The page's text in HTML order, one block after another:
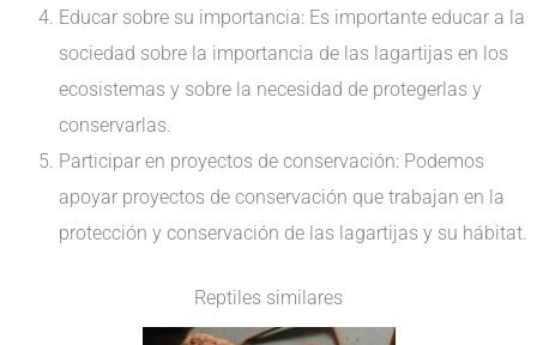
Educar sobre su importancia: Es importante educar a la
sociedad sobre la importancia de las lagartijas en los
ecosistemas y sobre la necesidad de protegerlas y
conservarlas.
Participar en proyectos de conservación: Podemos
apoyar proyectos de conservación que trabajan en la
protección y conservación de las lagartijas y su hábitat.
Reptiles similares